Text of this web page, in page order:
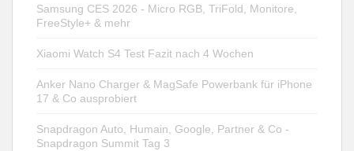
Samsung CES 2026 - Micro RGB, TriFold, Monitore,
FreeStyle+ & mehr
Xiaomi Watch S4 Test Fazit nach 4 Wochen
Anker Nano Charger & MagSafe Powerbank für iPhone
17 & Co ausprobiert
Snapdragon Auto, Humain, Google, Partner & Co -
Snapdragon Summit Tag 3